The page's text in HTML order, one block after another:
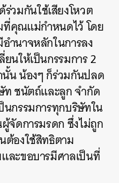
วมกันใช้เสียงโหวต
ที่คุณแม่กำหนดไว้ โดย
ำนาจหลักในการลง
นให้เป็นกรรมการ 2
น น้องๆ ก็ร่วมกันปลด
ท ชนัตถ์และลูก จำกัด
กรรมการทุกบริษัทใน
จัดการมรดก ซึ่งไม่ถูก
ต้องใช้สิทธิตาม
ละขอบารมีศาลเป็นที่